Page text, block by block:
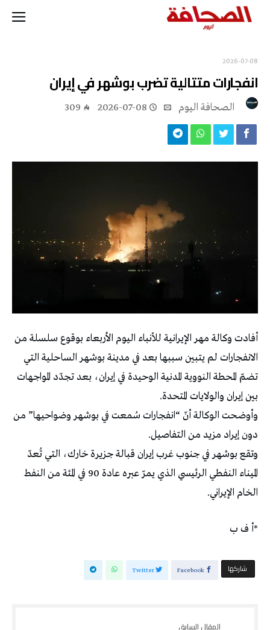
2026-07-08
انفجارات متتالية تضرب بوشهر في إيران
2026-07-08
309
أفادت وكالة مهر الإيرانية للأنباء اليوم الأربعاء بوقوع سلسلة من
الانفجارات لم يتبين سببها بعد في مدينة بوشهر الساحلية التي
تضمّ المحطة النووية المدنية الوحيدة في إيران، بعد تجدّد المواجهات
بين إيران والولايات المتحدة.
وأوضحت الوكالة أنّ “انفجارات سُمعت في بوشهر وضواحيها” من
دون إيراد مزيد من التفاصيل.
وتقع بوشهر في جنوب غرب إيران قبالة جزيرة خارك، التي تُعدّ
الميناء النفطي الرئيسي الذي يمرّ عبره عادة 90 في المئة من النفط
الخام الإيراني.
*أ ف ب
‫‫ شاركها‬ Facebook
Twitter